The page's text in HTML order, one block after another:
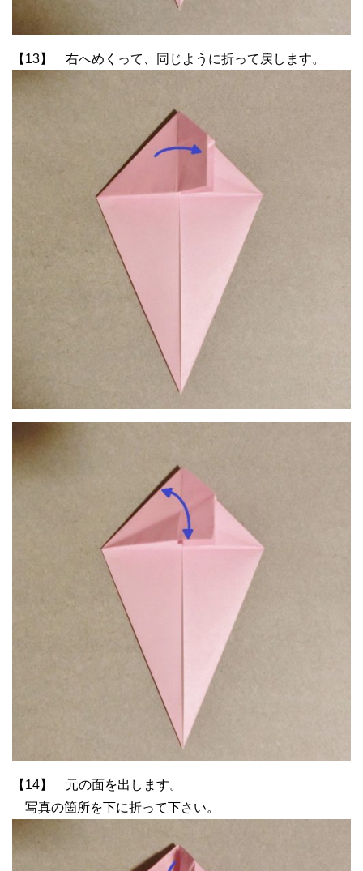
【13】 右へめくって、同じように折って戻します。
【14】 元の面を出します。
写真の箇所を下に折って下さい。